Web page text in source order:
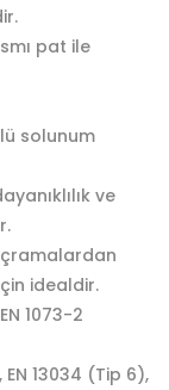
pat ile
solunum
ve
idealdir.
1073-2
13034 (Tip 6),